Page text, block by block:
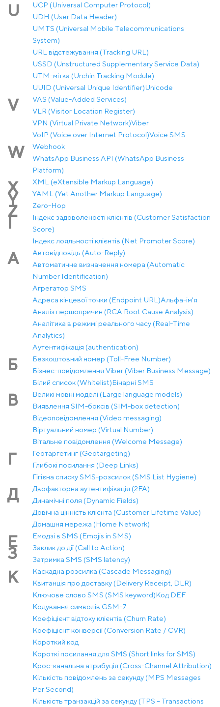
U
UCP (Universal Computer Protocol)
UDH (User Data Header)
UMTS (Universal Mobile Telecommunications
System)
URL відстежування (Tracking URL)
USSD (Unstructured Supplementary Service Data)
UTM-мітка (Urchin Tracking Module)
UUID (Universal Unique Identifier)Unicode
V
VAS (Value-Added Services)
VLR (Visitor Location Register)
VPN (Virtual Private Network)Viber
VoIP (Voice over Internet Protocol)Voice SMS
W
Webhook
WhatsApp Business API (WhatsApp Business
Platform)
X XML (eXtensible Markup Language)
Y YAML (Yet Another Markup Language)
Z Zero-Hop
І
Індекс задоволеності клієнтів (Customer Satisfaction
Score)
Індекс лояльності клієнтів (Net Promoter Score)
А
Автовідповідь (Auto-Reply)
Автоматичне визначення номера (Automatic
Number Identification)
Агрегатор SMS
Адреса кінцевої точки (Endpoint URL)Альфа-ім'я
Аналіз першопричин (RCA Root Cause Analysis)
Аналітика в режимі реального часу (Real-Time
Analytics)
Аутентифікація (authentication)
Б
Безкоштовний номер (Toll-Free Number)
Бізнес-повідомлення Viber (Viber Business Message)
Білий список (Whitelist)Бінарні SMS
В
Великі мовні моделі (Large language models)
Виявлення SIM-боксів (SIM-box detection)
Відеоповідомлення (Video messaging)
Віртуальний номер (Virtual Number)
Вітальне повідомлення (Welcome Message)
Г
Геотаргетинг (Geotargeting)
Глибокі посилання (Deep Links)
Гігієна списку SMS-розсилок (SMS List Hygiene)
Д
Двофакторна аутентифікація (2FA)
Динамічні поля (Dynamic Fields)
Довічна цінність клієнта (Customer Lifetime Value)
Домашня мережа (Home Network)
Е Емодзі в SMS (Emojis in SMS)
З
Заклик до дії (Call to Action)
Затримка SMS (SMS latency)
К
Каскадна розсилка (Cascade Messaging)
Квитанція про доставку (Delivery Receipt, DLR)
Ключове слово SMS (SMS keyword)Код DEF
Кодування символів GSM-7
Коефіцієнт відтоку клієнтів (Churn Rate)
Коефіцієнт конверсії (Conversion Rate / CVR)
Короткий код
Короткі посилання для SMS (Short links for SMS)
Крос-канальна атрибуція (Cross-Channel Attribution)
Кількість повідомлень за секунду (MPS Messages
Per Second)
Кількість транзакцій за секунду (TPS – Transactions